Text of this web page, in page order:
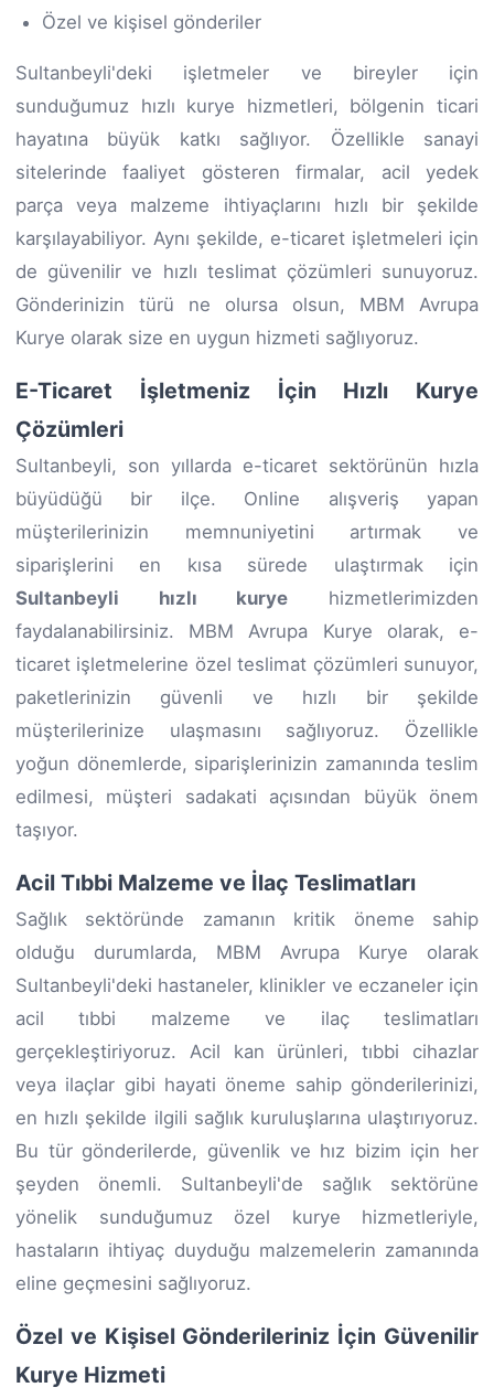
Özel ve kişisel gönderiler
Sultanbeyli'deki işletmeler ve bireyler için
sunduğumuz hızlı kurye hizmetleri, bölgenin ticari
hayatına büyük katkı sağlıyor. Özellikle sanayi
sitelerinde faaliyet gösteren firmalar, acil yedek
parça veya malzeme ihtiyaçlarını hızlı bir şekilde
karşılayabiliyor. Aynı şekilde, e-ticaret işletmeleri için
de güvenilir ve hızlı teslimat çözümleri sunuyoruz.
Gönderinizin türü ne olursa olsun, MBM Avrupa
Kurye olarak size en uygun hizmeti sağlıyoruz.
E-Ticaret İşletmeniz İçin Hızlı Kurye
Çözümleri
Sultanbeyli, son yıllarda e-ticaret sektörünün hızla
büyüdüğü bir ilçe. Online alışveriş yapan
müşterilerinizin memnuniyetini artırmak ve
siparişlerini en kısa sürede ulaştırmak için
Sultanbeyli hızlı kurye hizmetlerimizden
faydalanabilirsiniz. MBM Avrupa Kurye olarak, e-
ticaret işletmelerine özel teslimat çözümleri sunuyor,
paketlerinizin güvenli ve hızlı bir şekilde
müşterilerinize ulaşmasını sağlıyoruz. Özellikle
yoğun dönemlerde, siparişlerinizin zamanında teslim
edilmesi, müşteri sadakati açısından büyük önem
taşıyor.
Acil Tıbbi Malzeme ve İlaç Teslimatları
Sağlık sektöründe zamanın kritik öneme sahip
olduğu durumlarda, MBM Avrupa Kurye olarak
Sultanbeyli'deki hastaneler, klinikler ve eczaneler için
acil tıbbi malzeme ve ilaç teslimatları
gerçekleştiriyoruz. Acil kan ürünleri, tıbbi cihazlar
veya ilaçlar gibi hayati öneme sahip gönderilerinizi,
en hızlı şekilde ilgili sağlık kuruluşlarına ulaştırıyoruz.
Bu tür gönderilerde, güvenlik ve hız bizim için her
şeyden önemli. Sultanbeyli'de sağlık sektörüne
yönelik sunduğumuz özel kurye hizmetleriyle,
hastaların ihtiyaç duyduğu malzemelerin zamanında
eline geçmesini sağlıyoruz.
Özel ve Kişisel Gönderileriniz İçin Güvenilir
Kurye Hizmeti